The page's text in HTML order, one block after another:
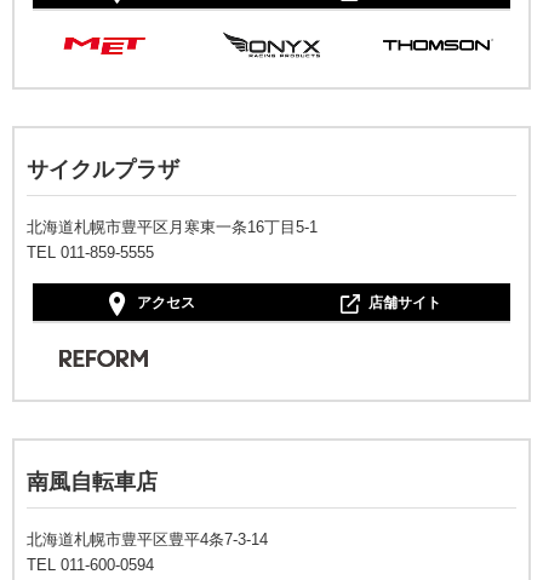
サイクルプラザ
北海道札幌市豊平区月寒東一条16丁目5-1
TEL 011-859-5555
アクセス 店舗サイト
南風自転車店
北海道札幌市豊平区豊平4条7-3-14
TEL 011-600-0594